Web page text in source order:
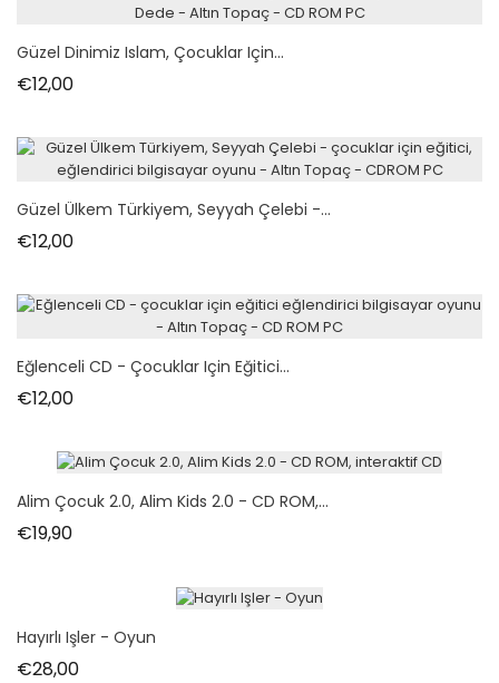
Güzel Dinimiz Islam, Çocuklar Için...
€12,00Fiyat
Güzel Ülkem Türkiyem, Seyyah Çelebi -...
€12,00Fiyat
Eğlenceli CD - Çocuklar Için Eğitici...
€12,00Fiyat
Alim Çocuk 2.0, Alim Kids 2.0 - CD ROM,...
€19,90Fiyat
Hayırlı Işler - Oyun
€28,00Fiyat